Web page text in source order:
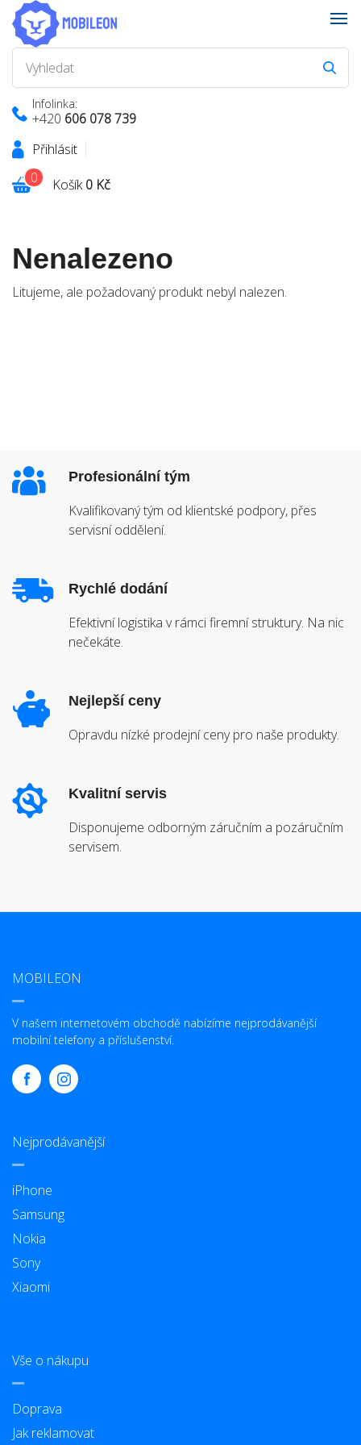
Infolinka:
+420 606 078 739
Přihlásit
Košík0 Kč
0
Nenalezeno
Litujeme, ale požadovaný produkt nebyl nalezen.
Profesionální tým
Kvalifikovaný tým od klientské podpory, přes
servisní oddělení.
Rychlé dodání
Efektivní logistika v rámci firemní struktury. Na nic
nečekáte.
Nejlepší ceny
Opravdu nízké prodejní ceny pro naše produkty.
Kvalitní servis
Disponujeme odborným záručním a pozáručním
servisem.
MOBILEON
V našem internetovém obchodě nabízíme nejprodávanější
mobilní telefony a příslušenství.
Nejprodávanější
iPhone
Samsung
Nokia
Sony
Xiaomi
Vše o nákupu
Doprava
Jak reklamovat